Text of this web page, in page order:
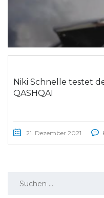
Niki Schnelle testet
QASHQAI
21. Dezember 2021
nach: